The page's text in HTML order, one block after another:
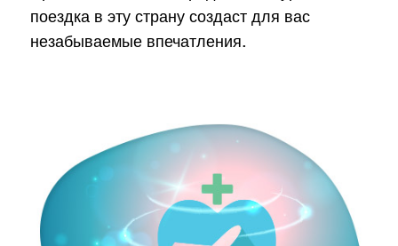
поездка в эту страну создаст для вас
незабываемые впечатления.